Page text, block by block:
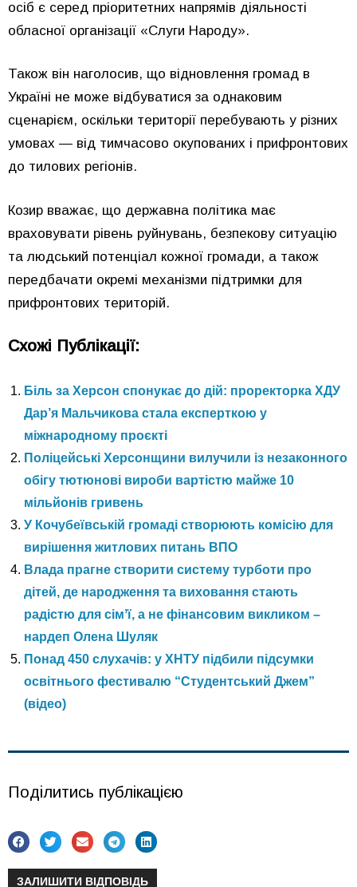
осіб є серед пріоритетних напрямів діяльності
обласної організації «Слуги Народу».
Також він наголосив, що відновлення громад в
Україні не може відбуватися за однаковим
сценарієм, оскільки території перебувають у різних
умовах — від тимчасово окупованих і прифронтових
до тилових регіонів.
Козир вважає, що державна політика має
враховувати рівень руйнувань, безпекову ситуацію
та людський потенціал кожної громади, а також
передбачати окремі механізми підтримки для
прифронтових територій.
Схожі Публікації:
Біль за Херсон спонукає до дій: проректорка ХДУ
Дар’я Мальчикова стала експерткою у
міжнародному проєкті
Поліцейські Херсонщини вилучили із незаконного
обігу тютюнові вироби вартістю майже 10
мільйонів гривень
У Кочубеївській громаді створюють комісію для
вирішення житлових питань ВПО
Влада прагне створити систему турботи про
дітей, де народження та виховання стають
радістю для сімʼї, а не фінансовим викликом –
нардеп Олена Шуляк
Понад 450 слухачів: у ХНТУ підбили підсумки
освітнього фестивалю “Студентський Джем”
(відео)
Поділитись публікацією
ЗАЛИШИТИ ВІДПОВІДЬ